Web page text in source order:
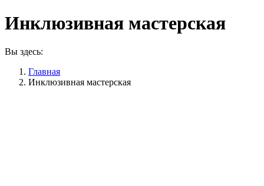
Инклюзивная мастерская
Вы здесь:
Главная
Инклюзивная мастерская